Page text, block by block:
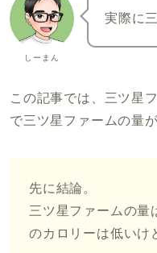
しーまん
実際に
この記事では、三ツ星
で三ツ星ファームの量が
先に結論。
三ツ星ファームの量
のカロリーは低いけ